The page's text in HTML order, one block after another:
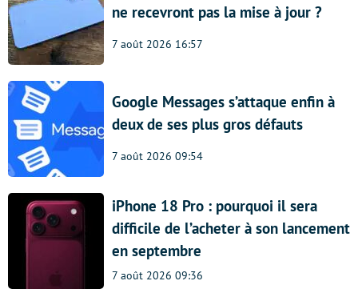
ne recevront pas la mise à jour ?
7 août 2026 16:57
Google Messages s’attaque enfin à
deux de ses plus gros défauts
7 août 2026 09:54
iPhone 18 Pro : pourquoi il sera
difficile de l’acheter à son lancement
en septembre
7 août 2026 09:36